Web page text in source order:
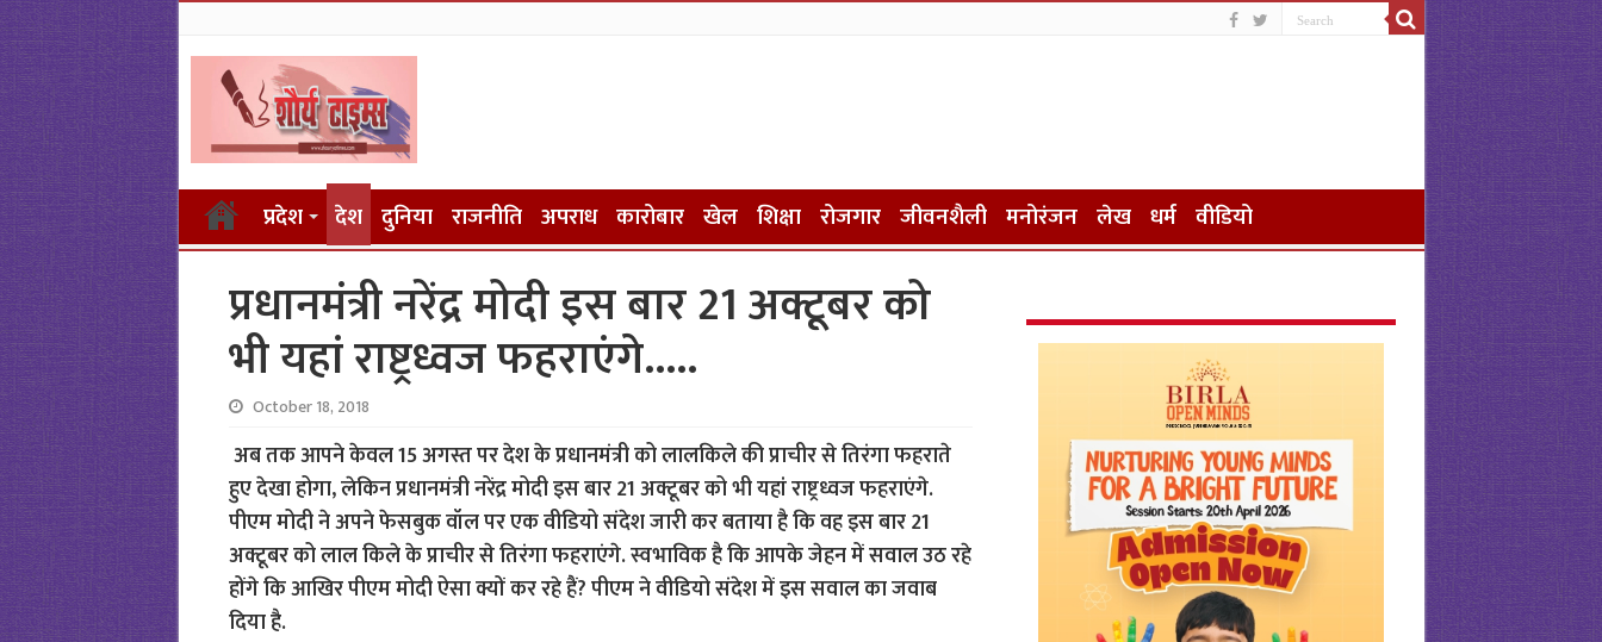
प्रदेश देश दुनिया राजनीति अपराध कारोबार खेल शिक्षा रोजगार जीवनशैली मनोरंजन लेख धर्म वीडियो
प्रधानमंत्री नरेंद्र मोदी इस बार 21 अक्टूबर को
भी यहां राष्ट्रध्वज फहराएंगे…..
October 18, 2018
अब तक आपने केवल 15 अगस्त पर देश के प्रधानमंत्री को लालकिले की प्राचीर से तिरंगा फहराते
हुए देखा होगा, लेकिन प्रधानमंत्री नरेंद्र मोदी इस बार 21 अक्टूबर को भी यहां राष्ट्रध्वज फहराएंगे.
पीएम मोदी ने अपने फेसबुक वॉल पर एक वीडियो संदेश जारी कर बताया है कि वह इस बार 21
अक्टूबर को लाल किले के प्राचीर से तिरंगा फहराएंगे. स्वभाविक है कि आपके जेहन में सवाल उठ रहे
होंगे कि आखिर पीएम मोदी ऐसा क्यों कर रहे हैं? पीएम ने वीडियो संदेश में इस सवाल का जवाब
दिया है.